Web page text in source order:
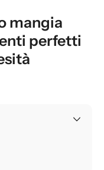
mangia
perfetti